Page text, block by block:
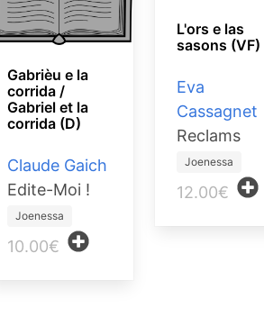
Gabrièu e la
corrida /
Gabriel et la
corrida (D)
Claude Gaich
Edite-Moi !
Joenessa
10.00€
L'ors e las
sasons (VF)
Eva
Cassagnet
Reclams
Joenessa
12.00€